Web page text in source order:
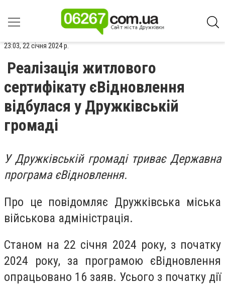
23:03, 22 січня 2024 р.
Реалізація житлового
сертифікату єВідновлення
відбулася у Дружківській
громаді
У Дружківській громаді триває Державна
програма єВідновлення.
Про це повідомляє Дружківська міська
військова адміністрація.
Станом на 22 січня 2024 року, з початку
2024 року, за програмою єВідновлення
опрацьовано 16 заяв. Усього з початку дії